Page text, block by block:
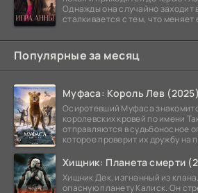
Однажды она случайно заходит
сталкивается с тем, что меняет
Популярные за месяц
Муфаса: Король Лев (2025)
Осиротевший Муфаса
королевских кровей по имени
отправляются в судьбоносное
которое проверит их дружбу на
Хищник: Планета смерти
Хищник Дек, изгнанный из
опасную планету Калиск. Он